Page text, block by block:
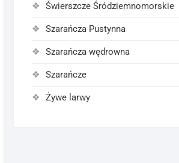
Świerszcze Śródziemnomorskie
Szarańcza Pustynna
Szarańcza wędrowna
Szarańcze
Żywe larwy